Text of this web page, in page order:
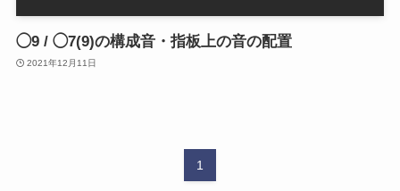
◯9 / ◯7(9)の構成音・指板上の音の配置
2021年12月11日
1